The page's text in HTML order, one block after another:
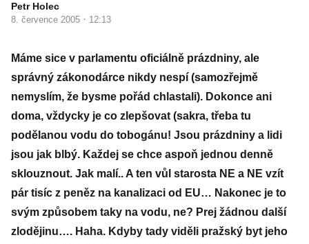
Petr Holec
8. července 2005 · 12:13
Máme sice v parlamentu oficiálně prázdniny, ale
správný zákonodárce nikdy nespí (samozřejmě
nemyslím, že bysme pořád chlastali). Dokonce ani
doma, vždycky je co zlepšovat (sakra, třeba tu
podělanou vodu do tobogánu! Jsou prázdniny a lidi
jsou jak blbý. Každej se chce aspoň jednou denně
sklouznout. Jak malí.. A ten vůl starosta NE a NE vzít
pár tisíc z peněz na kanalizaci od EU… Nakonec je to
svým způsobem taky na vodu, ne? Prej žádnou další
zlodějinu…. Haha. Kdyby tady viděli pražský byt jeho